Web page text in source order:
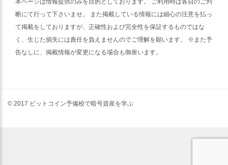
断にて行って下さいませ。 また掲載している情報には細心の注意を払っ
て掲載をしておりますが、正確性および完全性を保証するものではな
く、生じた損失には責任を負えませんのでご理解を願います。 ※また予
告なしに、掲載情報が変更になる場合も御座います。
© 2017 ビットコイン予備校で暗号資産を学ぶ